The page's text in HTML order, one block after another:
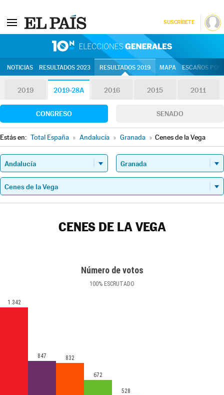
SUSCRÍBETE
NOTICIAS RESULTADOS 2023 RESULTADOS 2019 MAPA ESCAÑOS
2019 2019-28A 2016 2015 2011
CONGRESO SENADO
Estás en: Total España » Andalucía » Granada » Cenes de la Vega
CENES DE LA VEGA
Número de votos
100% ESCRUTADO
1.342
847 832
672
528